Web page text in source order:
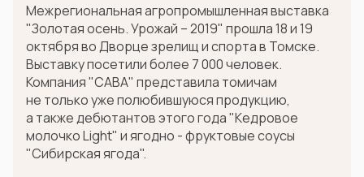
Межрегиональная агропромышленная выставка
"Золотая осень. Урожай – 2019" прошла 18 и 19
октября во Дворце зрелищ и спорта в Томске.
Выставку посетили более 7 000 человек.
Компания "САВА" представила томичам
не только уже полюбившуюся продукцию,
а также дебютантов этого года "Кедровое
молочко Light" и ягодно - фруктовые соусы
"Сибирская ягода".